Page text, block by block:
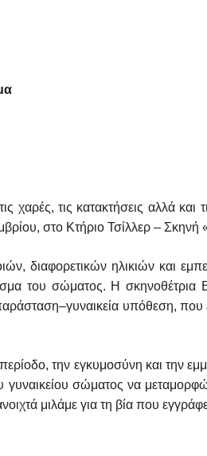
τις κατακτήσεις αλλά και
στο Κτήριο Τσίλλερ –
διαφορετικών ηλικιών και
του σώματος. Η σκηνοθέτρια
υπόθεση, που
την εγκυμοσύνη και την
γυναικείου σώματος να
μιλάμε για τη βία που